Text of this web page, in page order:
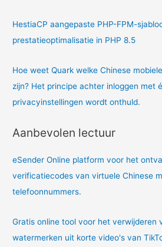
HestiaCP aangepaste PHP-FPM-
prestatieoptimalisatie in PHP 8.5
Hoe weet Quark welke Chinese
zijn? Het principe achter inloggen met
privacyinstellingen wordt onthuld.
Aanbevolen lectuur
eSender Online platform voor het
verificatiecodes van virtuele Chinese
telefoonnummers.
Gratis online tool voor het verwijderen
watermerken uit korte video's van